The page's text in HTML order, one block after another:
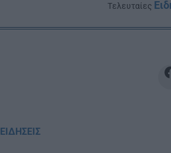
Tελευταίες
ΕΙΔΗΣΕΙΣ